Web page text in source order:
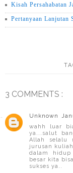
Kisah Persahabatan
Pertanyaan Lanjutan
3 COMMENTS :
Unknown
wahh luar
ya...salut
Allah selalu
jurusan
dalam hidup
besar kita
sukses ya..